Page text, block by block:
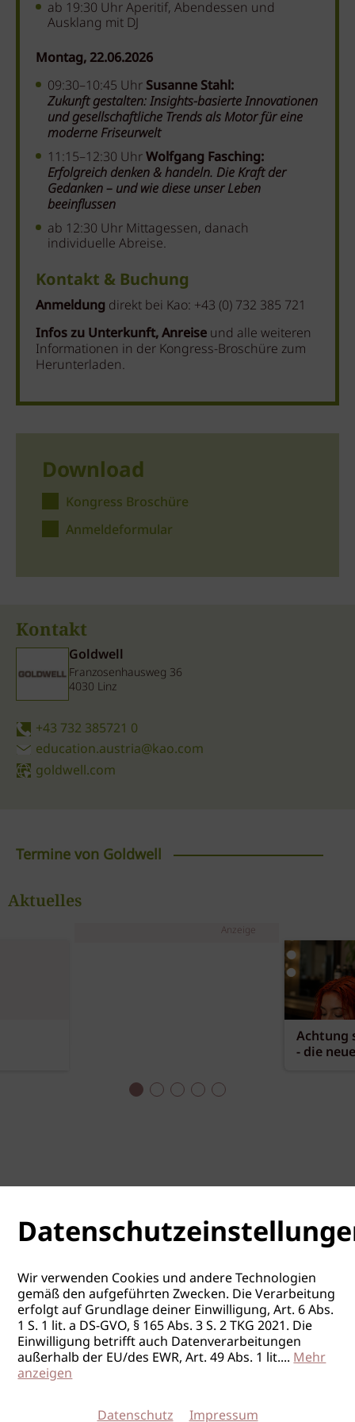
ab 19:30 Uhr Aperitif, Abendessen und
Ausklang mit DJ
Montag, 22.06.2026
09:30–10:45 Uhr Susanne Stahl:
Zukunft gestalten: Insights-basierte Innovationen
und gesellschaftliche Trends als Motor für eine
moderne Friseurwelt
11:15–12:30 UhrWolfgang Fasching:
Erfolgreich denken & handeln. Die Kraft der
Gedanken – und wie diese unser Leben
beeinflussen
ab 12:30 Uhr Mittagessen, danach
individuelle Abreise.
Kontakt & Buchung
Anmeldung direkt bei Kao: +43 (0) 732 385 721
Infos zu Unterkunft, Anreise und alle weiteren
Informationen in der Kongress-Broschüre zum
Herunterladen.
Download
Kongress Broschüre
Anmeldeformular
Kontakt
Goldwell
Franzosenhausweg 36
4030 Linz
+43 732 385721 0
education.austria@kao.com
goldwell.com
Termine von Goldwell
Goldwell
Master Stylist 2.0
Fit for the Job
Goldwell
Cutting Class
Goldwell
ab 31.08.2026 Wien / W
Cutting Class
Aktuelles
Anzeige
Achtung
- die
Wir verwenden Cookies und andere Technologien
gemäß den aufgeführten Zwecken. Die Verarbeitung
erfolgt auf Grundlage deiner Einwilligung, Art. 6 Abs.
1 S. 1 lit. a DS-GVO, § 165 Abs. 3 S. 2 TKG 2021. Die
Einwilligung betrifft auch Datenverarbeitungen
außerhalb der EU/des EWR, Art. 49 Abs. 1 lit....Mehr
anzeigen
Datenschutz Impressum